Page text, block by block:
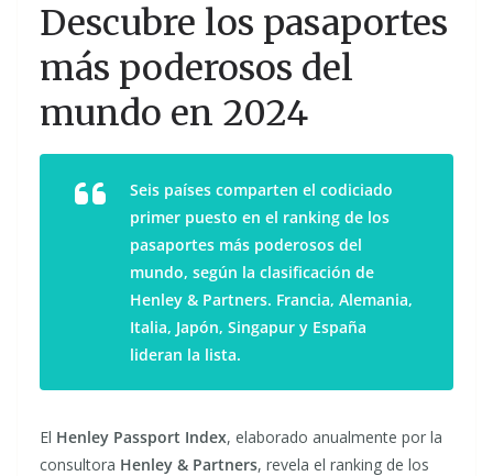
Descubre los pasaportes
más poderosos del
mundo en 2024
Seis países comparten el codiciado
primer puesto en el ranking de los
pasaportes más poderosos del
mundo, según la clasificación de
Henley & Partners. Francia, Alemania,
Italia, Japón, Singapur y España
lideran la lista.
El Henley Passport Index, elaborado anualmente por la
consultora Henley & Partners, revela el ranking de los